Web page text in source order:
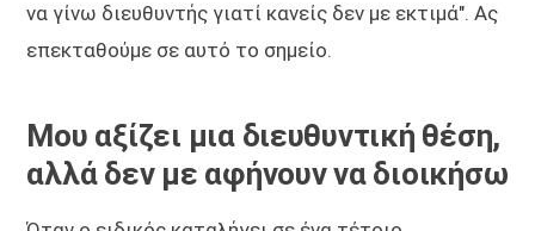
να γίνω διευθυντής γιατί κανείς δεν με εκτιμά". Ας
επεκταθούμε σε αυτό το σημείο.
Μου αξίζει μια διευθυντική θέση,
αλλά δεν με αφήνουν να διοικήσω